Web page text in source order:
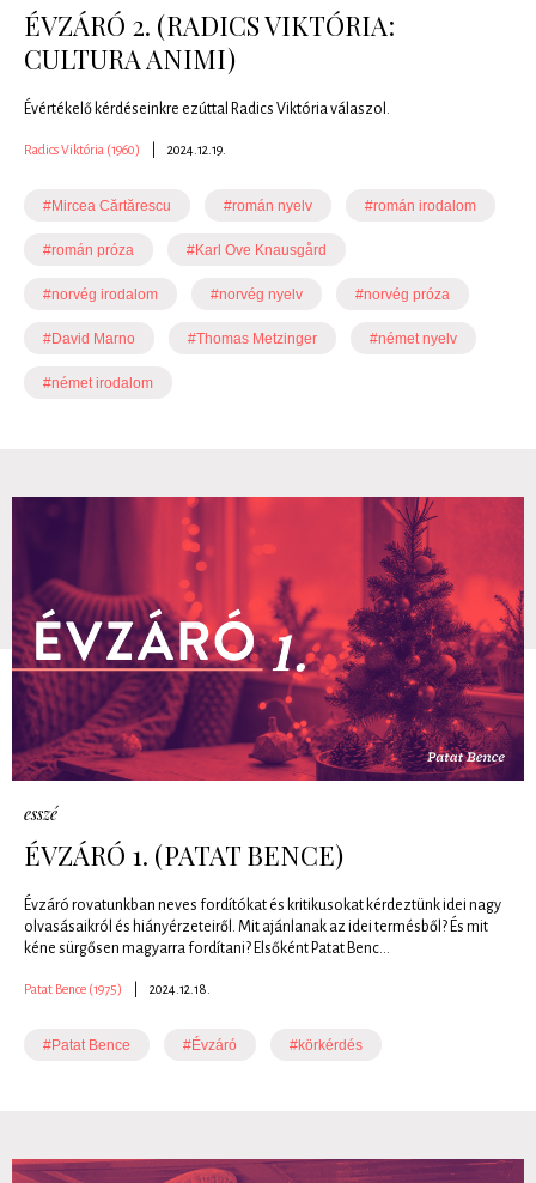
ÉVZÁRÓ 2. (RADICS VIKTÓRIA:
CULTURA ANIMI)
Évértékelő kérdéseinkre ezúttal Radics Viktória válaszol.
Radics Viktória (1960) 2024.12.19.
#Mircea Cărtărescu #román nyelv #román irodalom
#román próza #Karl Ove Knausgård
#norvég irodalom #norvég nyelv #norvég próza
#David Marno #Thomas Metzinger #német nyelv
#német irodalom
esszé
ÉVZÁRÓ 1. (PATAT BENCE)
Évzáró rovatunkban neves fordítókat és kritikusokat kérdeztünk idei nagy
olvasásaikról és hiányérzeteiről. Mit ajánlanak az idei termésből? És mit
kéne sürgősen magyarra fordítani? Elsőként Patat Benc...
Patat Bence (1975) 2024.12.18.
#Patat Bence #Évzáró #körkérdés